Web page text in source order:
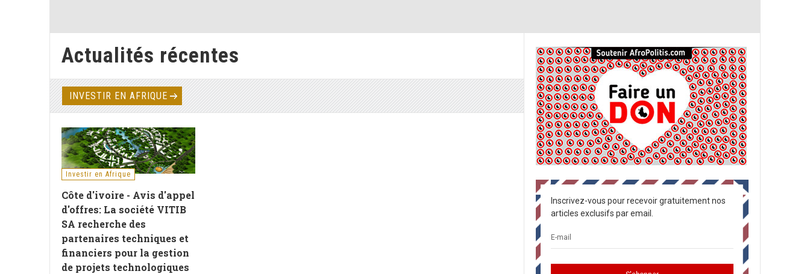
Actualités récentes
INVESTIR EN AFRIQUE
Investir en Afrique
Côte d'ivoire - Avis d'appel
d'offres: La société VITIB
SA recherche des
partenaires techniques et
financiers pour la gestion
de projets technologiques
Inscrivez-vous pour recevoir gratuitement nos
articles exclusifs par email.